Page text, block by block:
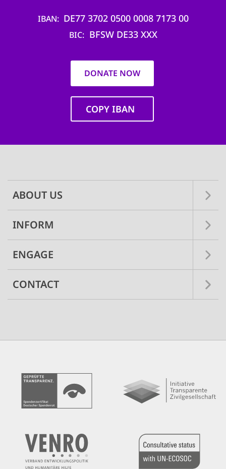
IBAN DE77 3702 0500 0008 7173 00
BIC BFSW DE33 XXX
DONATE NOW
COPY IBAN
ABOUT US
INFORM
ENGAGE
CONTACT